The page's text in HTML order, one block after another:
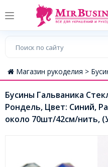
Магазин рукоделия >
Бусины Гальваника
Рондель, Цвет: Синий,
около 70шт/42см/нить,